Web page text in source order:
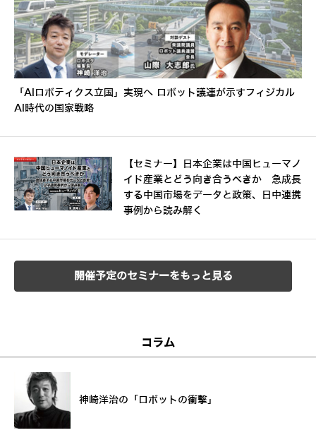
「AIロボティクス立国」実現へ ロボット議連が示すフィジカル
AI時代の国家戦略
【セミナー】日本企業は中国ヒューマノ
イド産業とどう向き合うべきか 急成長
する中国市場をデータと政策、日中連携
事例から読み解く
開催予定のセミナーをもっと見る
コラム
神崎洋治の「ロボットの衝撃」